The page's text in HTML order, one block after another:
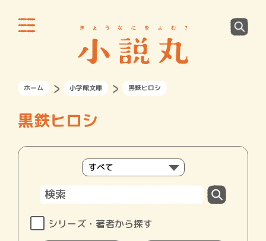
ホーム 小学館文庫 黒鉄ヒロシ
黒鉄ヒロシ
シリーズ・著者から探す